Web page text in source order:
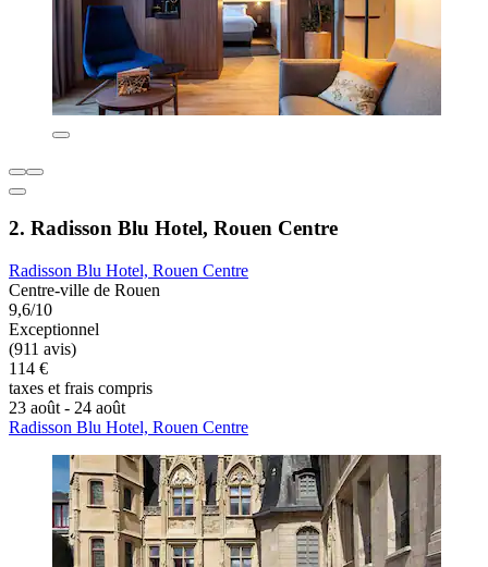
2. Radisson Blu Hotel, Rouen Centre
Radisson Blu Hotel, Rouen Centre
Centre-ville de Rouen
9,6/10
Exceptionnel
(911 avis)
114 €
taxes et frais compris
23 août - 24 août
Radisson Blu Hotel, Rouen Centre